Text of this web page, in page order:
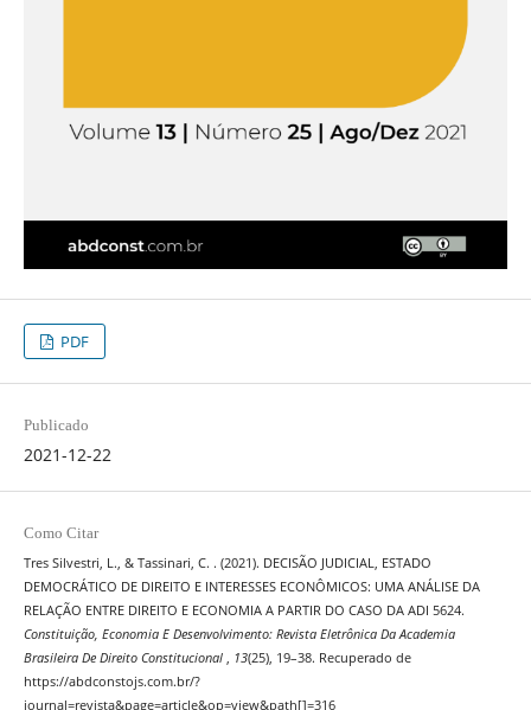
PDF
Publicado
2021-12-22
Como Citar
Tres Silvestri, L., & Tassinari, C. . (2021). DECISÃO JUDICIAL, ESTADO
DEMOCRÁTICO DE DIREITO E INTERESSES ECONÔMICOS: UMA ANÁLISE DA
RELAÇÃO ENTRE DIREITO E ECONOMIA A PARTIR DO CASO DA ADI 5624.
Constituição, Economia E Desenvolvimento: Revista Eletrônica Da Academia
Brasileira De Direito Constitucional , 13(25), 19–38. Recuperado de
https://abdconstojs.com.br/?
journal=revista&page=article&op=view&path[]=316